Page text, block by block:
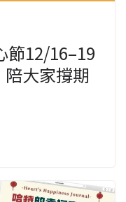
節12/16–19
大家撐期